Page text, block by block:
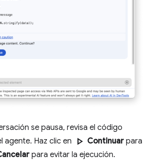
se pausa, revisa el código
agente. Haz clic en
play_arrow Continuar para
para evitar la ejecución.